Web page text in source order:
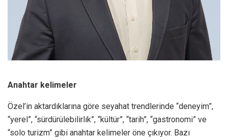
Anahtar kelimeler
Özel’in aktardıklarına göre seyahat trendlerinde “deneyim”,
“yerel”, “sürdürülebilirlik”, “kültür”, “tarih”, “gastronomi” ve
“solo turizm” gibi anahtar kelimeler öne çıkıyor. Bazı